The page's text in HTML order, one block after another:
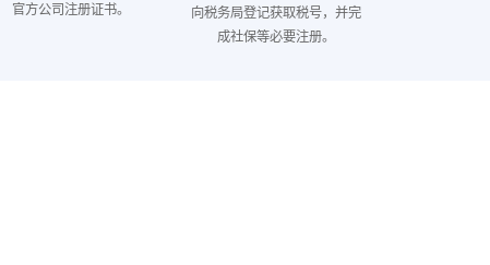
官方公司注册证书。
向税务局登记获取税号，并完
成社保等必要注册。